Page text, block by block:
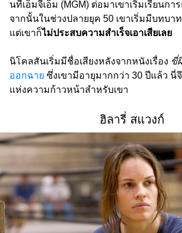
นที่เอ็มจีเอ็ม (MGM) ต่อมาเขาเริ่มเรียนก
จากนั้นในช่วงปลายยุค 50 เขาเริ่มมีบทบา
แต่เขาก็ไม่ประสบความสำเร็จเอาเสียเลย
นิโคลสันเริ่มมีชื่อเสียงหลังจากหนังเรื่อง ขี่
ออกฉาย ซึ่งเขามีอายุมากกว่า 30 ปีแล้ว นี่จึ
แห่งความก้าวหน้าสำหรับเขา
ฮิลารี่ สแวงก์